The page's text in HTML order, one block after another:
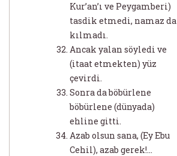
Kur’an’ı ve Peygamberi)
tasdik etmedi, namaz da
kılmadı.
Ancak yalan söyledi ve
(itaat etmekten) yüz
çevirdi.
Sonra da böbürlene
böbürlene (dünyada)
ehline gitti.
Azab olsun sana, (Ey Ebu
Cehil), azab gerek!...